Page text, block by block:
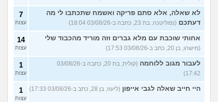
לא שאלה, אלא סתם פריקה ואשמח שתכתבו לי מה
דעתכם (נפוליטנה, בת 23, כתבה ב-03/08/26 18:04)
7
עצות
אחותי שוכבת עם מלא גברים וזה מוריד מהכבוד שלי
(מישהו, בן 20, כתב ב-03/08/26 17:53)
14
עצות
לעבור מגוב ללוחמה
(קולית, בת 20, כתבה ב-03/08/26
17:42)
1
עצות
היי חייב שאלה לגבי אייפון (ליעוז, בן 28, כתב ב-03/08/26 17:33) 1
עצות